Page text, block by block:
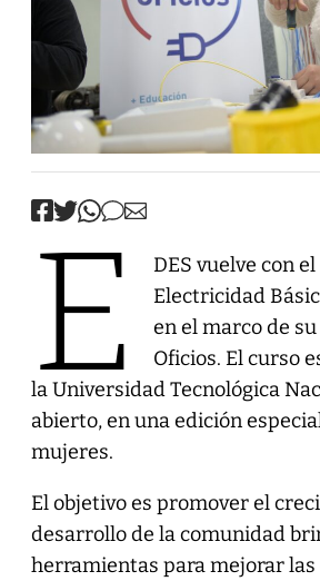
E
DES vuelve con
Electricidad
en el marco de
Oficios. El curso
la Universidad Tecnológica
abierto, en una edición
mujeres.
El objetivo es promover el
desarrollo de la comunidad
herramientas para mejorar las